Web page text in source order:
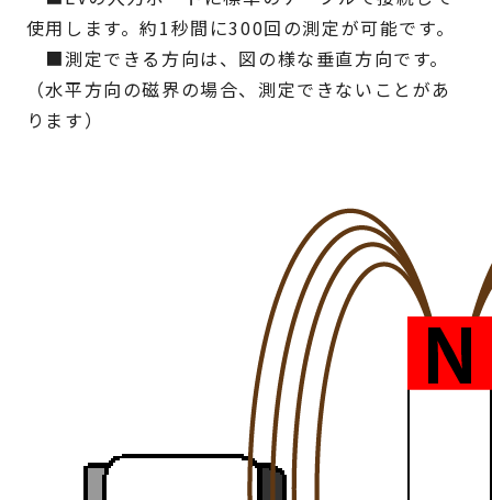
使用します。約1秒間に300回の測定が可能です。
■測定できる方向は、図の様な垂直方向です。
（水平方向の磁界の場合、測定できないことがあ
ります）